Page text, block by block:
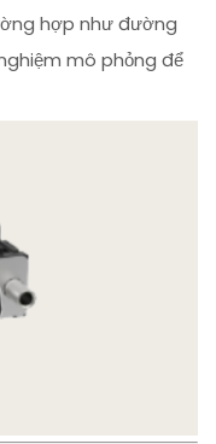
hợp như đường
mô phỏng để